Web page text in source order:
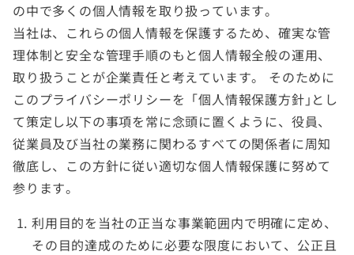
の中で多くの個人情報を取り扱っています。
当社は、これらの個人情報を保護するため、確実な管
理体制と安全な管理手順のもと個人情報全般の運用、
取り扱うことが企業責任と考えています。 そのために
このプライバシーポリシーを「個人情報保護方針｣とし
て策定し以下の事項を常に念頭に置くように、役員、
従業員及び当社の業務に関わるすべての関係者に周知
徹底し、この方針に従い適切な個人情報保護に努めて
参ります。
利用目的を当社の正当な事業範囲内で明確に定め、
その目的達成のために必要な限度において、公正且